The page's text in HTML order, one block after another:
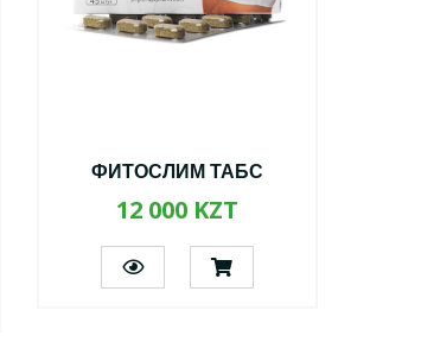
ФИТОСЛИМ ТАБС
12 000 KZT